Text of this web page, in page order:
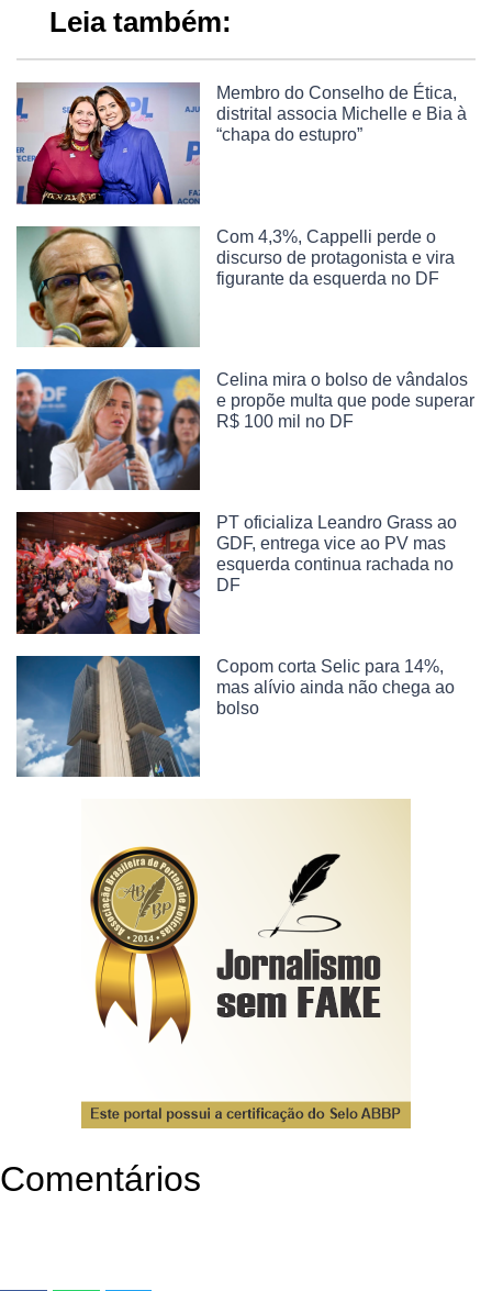
Leia também:
Membro do Conselho de Ética,
distrital associa Michelle e Bia à
“chapa do estupro”
Com 4,3%, Cappelli perde o
discurso de protagonista e vira
figurante da esquerda no DF
Celina mira o bolso de vândalos
e propõe multa que pode superar
R$ 100 mil no DF
PT oficializa Leandro Grass ao
GDF, entrega vice ao PV mas
esquerda continua rachada no
DF
Copom corta Selic para 14%,
mas alívio ainda não chega ao
bolso
Comentários